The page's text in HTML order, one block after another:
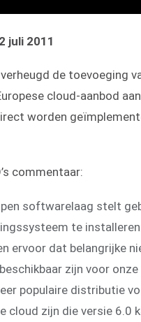
juli 2011
de toevoeging
cloud-aanbod
worden
commentaar:
softwarelaag stelt
te
ervoor dat belangrijke
zijn voor
populaire distributie
cloud zijn die versie 6.0